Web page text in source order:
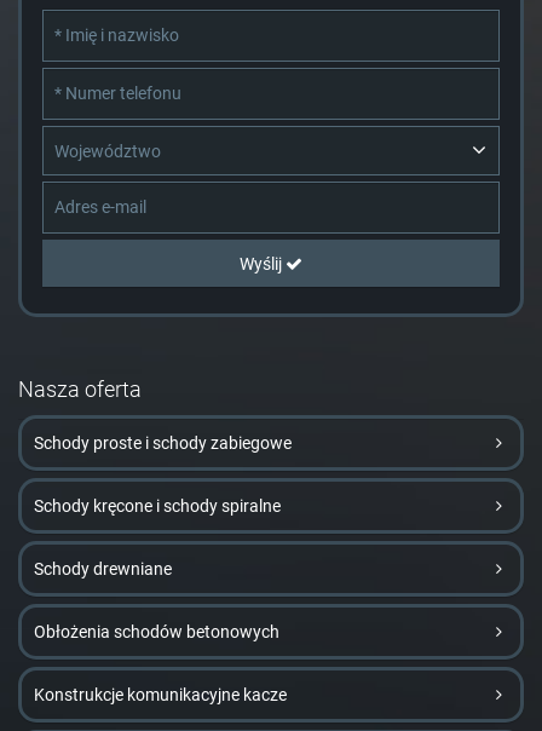
Województwo
Wyślij
Nasza oferta
Schody proste i schody zabiegowe
Schody kręcone i schody spiralne
Schody drewniane
Obłożenia schodów betonowych
Konstrukcje komunikacyjne kacze